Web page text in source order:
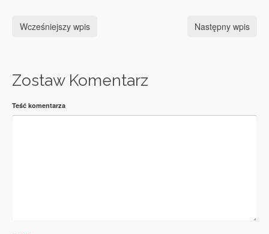
Wcześniejszy wpis Następny wpis
Zostaw Komentarz
Teść komentarza